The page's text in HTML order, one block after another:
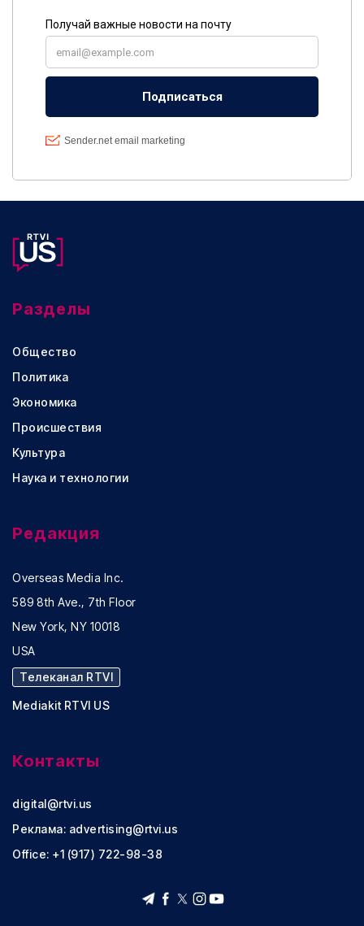
Разделы
Общество
Политика
Экономика
Происшествия
Культура
Наука и технологии
Редакция
Overseas Media Inc.
589 8th Ave., 7th Floor
New York, NY 10018
USA
Телеканал RTVI
Mediakit RTVI US
Контакты
digital@rtvi.us
Реклама: advertising@rtvi.us
Office: +1 (917) 722-98-38